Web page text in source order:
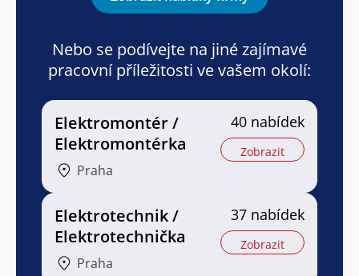
Nebo se podívejte na jiné zajímavé
pracovní příležitosti ve vašem okolí:
Elektromontér /
Elektromontérka
Praha
40 nabídek
Zobrazit
Elektrotechnik /
Elektrotechnička
Praha
37 nabídek
Zobrazit